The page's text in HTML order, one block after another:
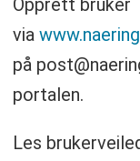
Opprett bruker
via
på
portalen.
Les